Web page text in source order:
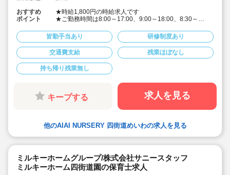
おすすめ
ポイント
★時給1,800円の時給求人です
★ご勤務時間は8:00～17:00、9:00～18:00、8:30～
歓迎です
★早番、遅番で勤務したいなど。時間帯は柔軟にご相談
ください
★派遣スタッフの受け入れに慣れている園になりますの
で安心です
★保育士専任のコンサルタントがあなたの派遣就業を安
心サポートいたします
★英語は遊びを通して専任講師が年齢に応じて対応して
います。異文化にふれることで社会性や国際理解を深め
ています
★食育プログラムとして、食糧生産から消費までの過程
★60名定員など中規模園を中心に「もう一つの家」をコ
の方とのやり取り等を効率化されています
★子どもたち一人一人と向き合った保育を実施していま
皆勤手当あり 研修制度あり
交通費支給 残業ほぼなし
持ち帰り残業無し
キープする 求人を見る
他のAIAI NURSERY 四街道めいわの求人を見る
ミルキーホームグループ/株式会社サニースタッフ
ミルキーホーム四街道園の保育士求人